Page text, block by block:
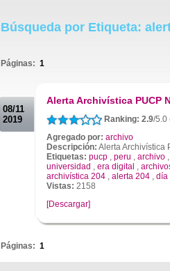
Búsqueda por Etiqueta:
Páginas: 1
08/11
2019
Alerta Archivística PUCP
Ranking: 2.9/5.0
Agregado por: archivo
Descripción: Alerta Archivística
Etiquetas: pucp , peru , archivo ,
universidad , era digital ,
archivística 204 , alerta 204 , día
Vistas: 2158
[Descargar]
Páginas: 1